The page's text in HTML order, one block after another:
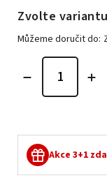
Zvolte variantu
Můžeme doručit do:
Akce 3+1